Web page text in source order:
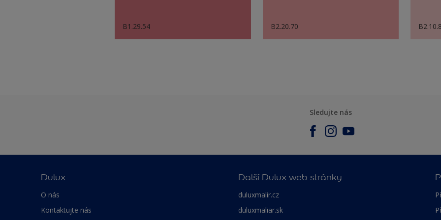
B1.29.54 B2.20.70
Sledujte nás
Dulux
O nás
Kontaktujte nás
Další Dulux web stránky
duluxmalir.cz
duluxmaliar.sk